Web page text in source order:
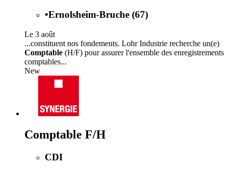
•Ernolsheim-Bruche (67)
Le 3 août
...constituent nos fondements. Lohr Industrie recherche un(e)
Comptable (H/F) pour assurer l'ensemble des enregistrements
comptables...
New
Comptable F/H
CDI